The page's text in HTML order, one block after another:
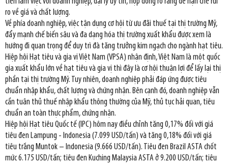
ro về giá và chất lượng.
Về phía doanh nghiệp, việc tận dụng cơ hội từ ưu đãi thuế tại thị trường Mỹ,
đẩy mạnh chế biến sâu và đa dạng hóa thị trường xuất khẩu được xem là
hướng đi quan trọng để duy trì đà tăng trưởng kim ngạch cho ngành hạt tiêu.
Hiệp hội Hạt tiêu và gia vị Việt Nam (VPSA) nhận định, Việt Nam là một quốc
gia xuất khẩu lớn về hạt tiêu và gia vị thì đây là cơ hội thuận lợi để lấy lại thị
phần tại thị trường Mỹ. Tuy nhiên, doanh nghiệp phải đáp ứng được tiêu
chuẩn nhập khẩu, chất lượng và chứng nhận. Bên cạnh đó, doanh nghiệp vẫn
cần tuân thủ thuế nhập khẩu thông thường của Mỹ, thủ tục hải quan, tiêu
chuẩn an toàn thực phẩm, chứng nhận.
Hiệp hội Hạt tiêu Quốc tế (IPC) hôm nay điều chỉnh tăng 0,17% đối với giá
tiêu đen Lampung - Indonesia (7.099 USD/tấn) và tăng 0,18% đối với giá
tiêu trắng Muntok – Indonesia (9.666 USD/tấn). Tiêu đen Brazil ASTA chốt
mức 6.175 USD/tấn; tiêu đen Kuching Malaysia ASTA ở 9.200 USD/tấn; tiêu